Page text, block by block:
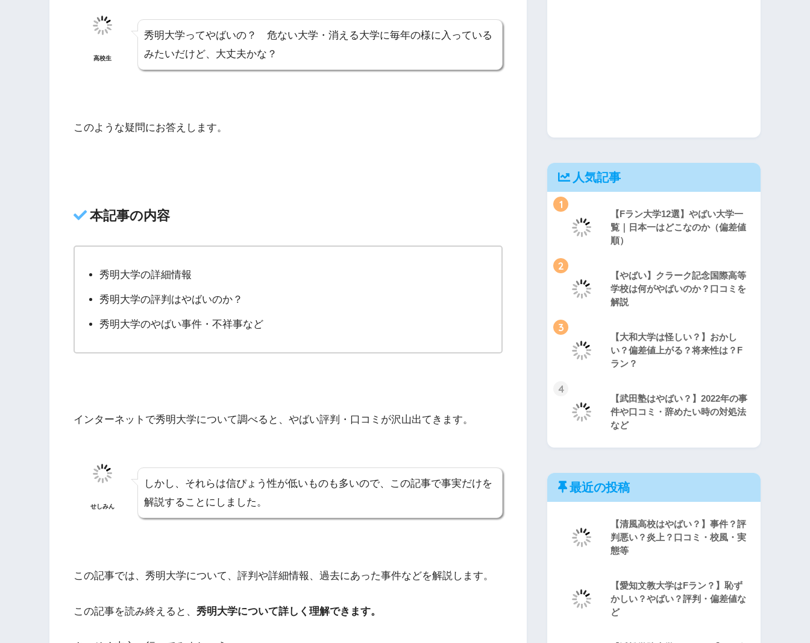
高校生
秀明大学ってやばいの？ 危ない大学・消える大学に毎年の様に入っている
みたいだけど、大丈夫かな？
このような疑問にお答えします。
本記事の内容
秀明大学の詳細情報
秀明大学の評判はやばいのか？
秀明大学のやばい事件・不祥事など
インターネットで秀明大学について調べると、やばい評判・口コミが沢山出てきます。
せしみん
しかし、それらは信ぴょう性が低いものも多いので、この記事で事実だけを
解説することにしました。
この記事では、秀明大学について、評判や詳細情報、過去にあった事件などを解説します。
この記事を読み終えると、 秀明大学について詳しく理解できます。
人気記事
1
【Fラン大学12選】やばい大学一
覧｜日本一はどこなのか（偏差値
順）
2
【やばい】クラーク記念国際高等
学校は何がやばいのか？口コミを
解説
3
【大和大学は怪しい？】おかし
い？偏差値上がる？将来性は？F
ラン？
4
【武田塾はやばい？】2022年の事
件や口コミ・辞めたい時の対処法
など
最近の投稿
【清風高校はやばい？】事件？評
判悪い？炎上？口コミ・校風・実
態等
【愛知文教大学はFラン？】恥ず
かしい？やばい？評判・偏差値な
ど